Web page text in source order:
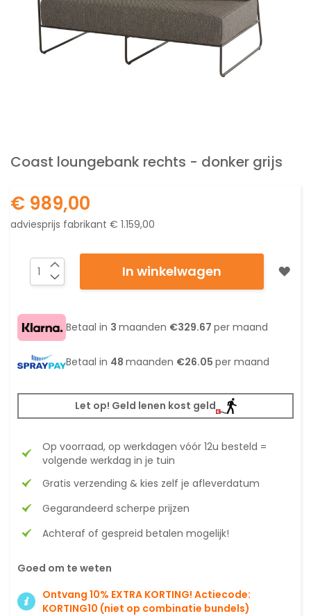
Coast loungebank rechts - donker grijs
naar
van
afbeeldingen-
€ 989,00
adviesprijs fabrikant € 1.159,00
In winkelwagen
Betaal in 3 maanden €329.67 per maand
Betaal in 48 maanden €26.05 per maand
Let op! Geld lenen kost geld
Op voorraad, op werkdagen vóór 12u besteld =
volgende werkdag in je tuin
Gratis verzending & kies zelf je afleverdatum
Gegarandeerd scherpe prijzen
Achteraf of gespreid betalen mogelijk!
Goed om te weten
Ontvang 10% EXTRA KORTING! Actiecode:
KORTING10 (niet op combinatie bundels)